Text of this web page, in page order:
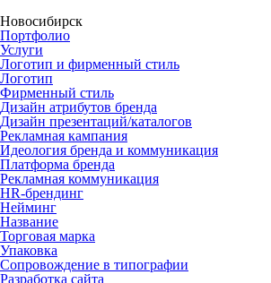
Новосибирск
Портфолио
Услуги
Логотип и фирменный стиль
Логотип
Фирменный стиль
Дизайн атрибутов бренда
Дизайн презентаций/каталогов
Рекламная кампания
Идеология бренда и коммуникация
Платформа бренда
Рекламная коммуникация
HR-брендинг
Нейминг
Название
Торговая марка
Упаковка
Сопровождение в типографии
Разработка сайта